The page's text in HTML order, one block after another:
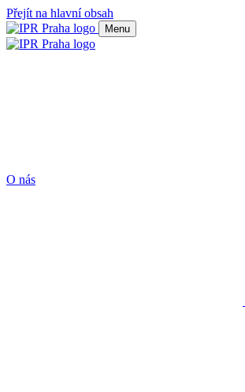
Přejít na hlavní obsah
Menu
O nás